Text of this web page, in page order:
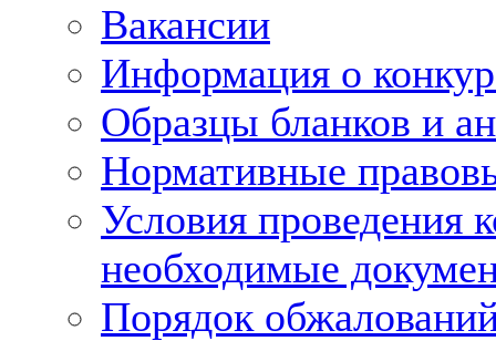
Вакансии
Информация о
Образцы бланков и
Нормативные
Условия проведения
необходимые
Порядок